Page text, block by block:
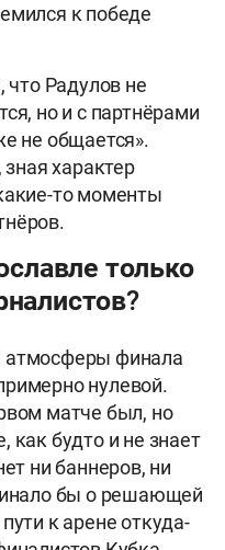
к победе
что Радулов не
но и с партнёрами
не общается».
характер
то моменты
только
атмосферы финала
нулевой.
матче был, но
как будто и не знает
ни баннеров, ни
бы о решающей
к арене откуда-